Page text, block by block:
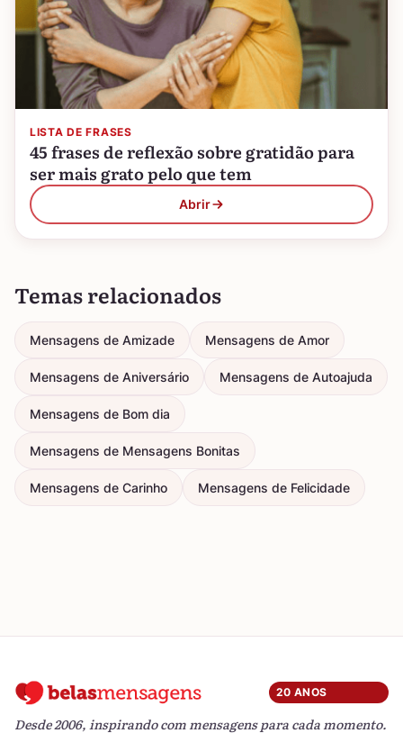
LISTA DE FRASES
45 frases de reflexão sobre gratidão para
ser mais grato pelo que tem
Abrir
Temas relacionados
Mensagens de Amizade Mensagens de Amor
Mensagens de Aniversário Mensagens de Autoajuda
Mensagens de Bom dia
Mensagens de Mensagens Bonitas
Mensagens de Carinho Mensagens de Felicidade
20 ANOS
Desde 2006, inspirando com mensagens para cada momento.